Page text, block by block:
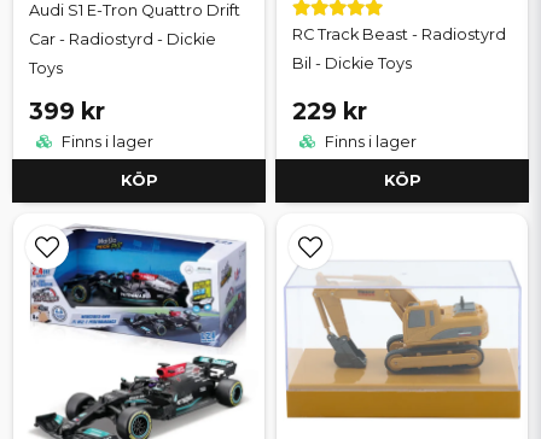
Audi S1 E-Tron Quattro Drift
Car - Radiostyrd - Dickie
Toys
399 kr
Finns i lager
KÖP
RC Track Beast - Radiostyrd
Bil - Dickie Toys
229 kr
Finns i lager
KÖP